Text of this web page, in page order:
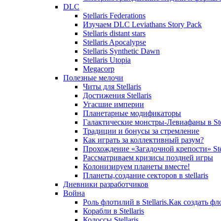
DLC
Stellaris Federations
Изучаем DLC Leviathans Story Pack
Stellaris distant stars
Stellaris Apocalypse
Stellaris Synthetic Dawn
Stellaris Utopia
Megacorp
Полезные мелочи
Читы для Stellaris
Достижения Stellaris
Угасшие империи
Планетарные модификаторы
Галактические монстры-Левиафаны в
Традиции и бонусы за стремление
Как играть за коллективный разум?
Прохождение «Загадочной крепости»
Рассматриваем кризисы поздней игры
Колонизируем планеты вместе!
Планеты,создание секторов в stellaris
Дневники разработчиков
Война
Роль флотилий в Stellaris.Как создать
Корабли в Stellaris